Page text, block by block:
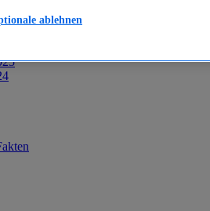
2024
Bürgergeld in Deutschland 2005-2025
ablehnen